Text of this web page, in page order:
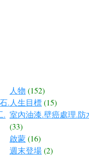
.
.
人物 (152)
人生目標(15)
室內油漆.壁癌處理.防
(33)
啟蒙(16)
週末登場(2)